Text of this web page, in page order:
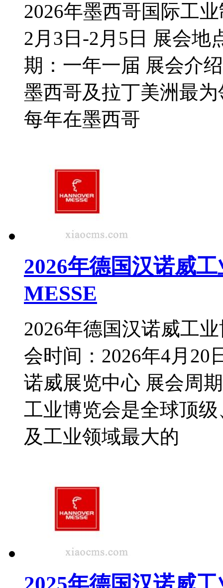
2026年墨西哥国际工
2月3日-2月5日 展会地
期：一年一届 展会介
墨西哥及拉丁美洲最
每年在墨西哥
2026年德国汉诺威
MESSE
2026年德国汉诺威工
会时间：2026年4月20
诺威展览中心 展会周
工业博览会是全球顶
及工业领域最大的